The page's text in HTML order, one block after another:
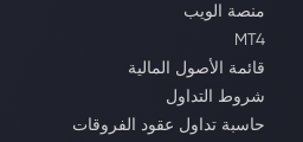
منصة الويب
MT4
قائمة الأصول المالية
شروط التداول
حاسبة تداول عقود الفروقات